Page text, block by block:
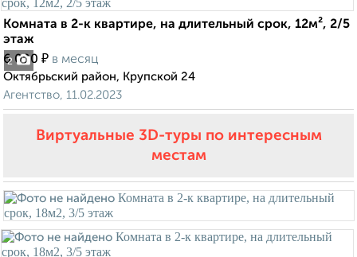
2
Комната в 2-к квартире, на длительный срок, 12м², 2/5
этаж
6 000 ₽ в месяц
Октябрьский район, Крупской 24
Агентство, 11.02.2023
Виртуальные 3D-туры по интересным
местам